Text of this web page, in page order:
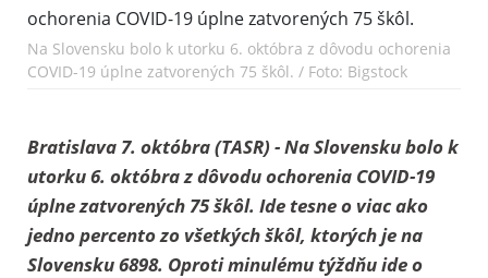
Na Slovensku bolo k utorku 6. októbra z dôvodu ochorenia
COVID-19 úplne zatvorených 75 škôl. / Foto: Bigstock
Bratislava 7. októbra (TASR) - Na Slovensku bolo k
utorku 6. októbra z dôvodu ochorenia COVID-19
úplne zatvorených 75 škôl. Ide tesne o viac ako
jedno percento zo všetkých škôl, ktorých je na
Slovensku 6898. Oproti minulému týždňu ide o